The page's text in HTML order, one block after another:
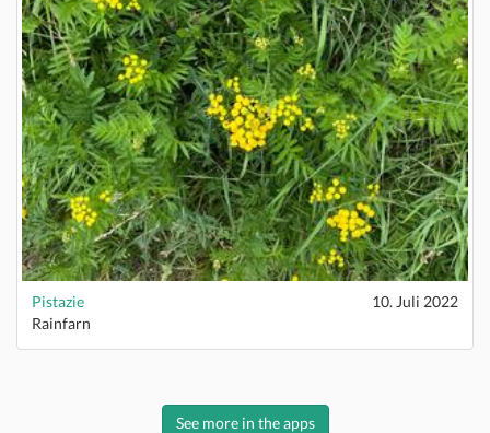
Pistazie
10. Juli 2022
Rainfarn
See more in the apps